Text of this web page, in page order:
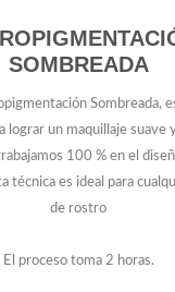
SOMBREADA
Sombreada,
lograr un maquillaje suave
100 % en el
técnica es ideal para
de rostro
El proceso toma 2 horas.